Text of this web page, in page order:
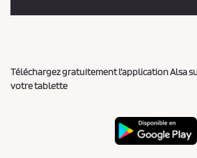
Téléchargez gratuitement l'application Alsa
votre tablette